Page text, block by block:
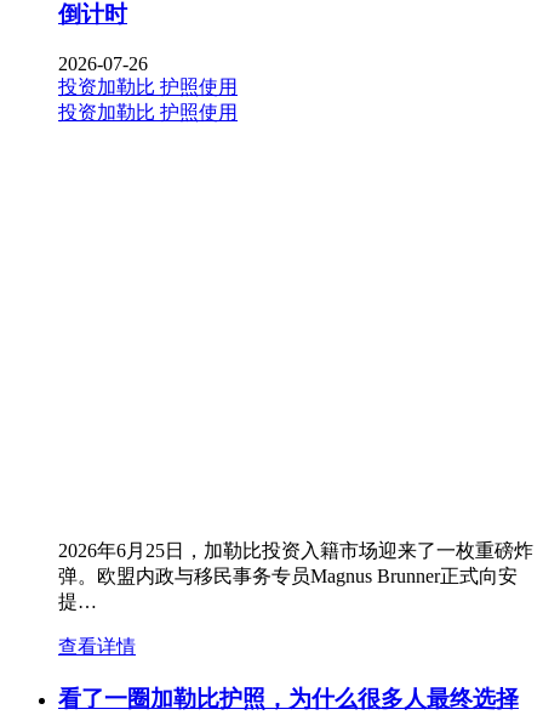
倒计时
2026-07-26
投资加勒比 护照使用
投资加勒比 护照使用
2026年6月25日，加勒比投资入籍市场迎来了一枚重磅炸
弹。欧盟内政与移民事务专员Magnus Brunner正式向安
提…
查看详情
看了一圈加勒比护照，为什么很多人最终选择